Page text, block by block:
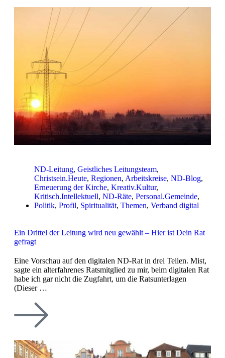
ND-Leitung, Geistliches Leitungsteam,
Christsein.Heute, Regionen, Arbeitskreise, ND-Blog,
Erneuerung der Kirche, Kreativ.Kultur,
Kritisch.Intellektuell, ND-Räte, Personal.Gemeinde,
Politik, Profil, Spiritualität, Themen, Verband digital
Ein Drittel der Leitung wird neu gewählt – Hier ist Dein Rat
gefragt
Eine Vorschau auf den digitalen ND-Rat in drei Teilen. Mist,
sagte ein alterfahrenes Ratsmitglied zu mir, beim digitalen Rat
habe ich gar nicht die Zugfahrt, um die Ratsunterlagen
(Dieser …